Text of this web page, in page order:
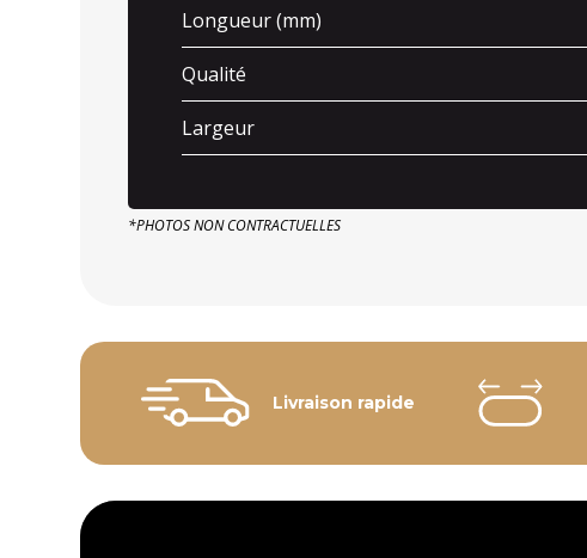
Longueur (mm)
Qualité
Largeur
*PHOTOS NON CONTRACTUELLES
Livraison rapide